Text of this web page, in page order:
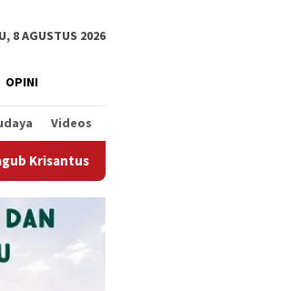
8 AGUSTUS 2026
OPINI
Videos
Staf Kepresidenan, Tegaskan